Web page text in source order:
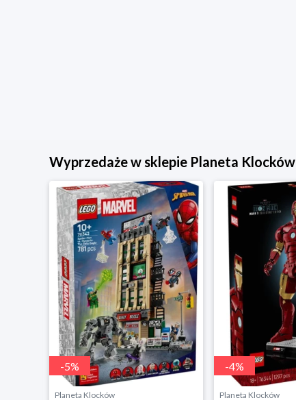
Wyprzedaże w sklepie Planeta Klocków
-5%
Planeta Klocków
-4%
Planeta Klocków